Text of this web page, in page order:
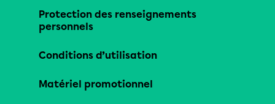
Protection des renseignements
personnels
Conditions d’utilisation
Matériel promotionnel